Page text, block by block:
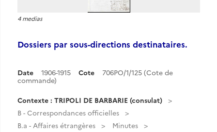
4 medias
Dossiers par sous-directions destinataires.
Date 1906-1915 Cote
706PO/1/125 (Cote de
commande)
Contexte : TRIPOLI DE BARBARIE (consulat)
B - Correspondances officielles
B.a - Affaires étrangères
Minutes